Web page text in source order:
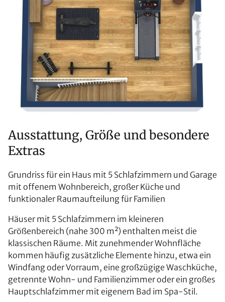
Ausstattung, Größe und besondere
Extras
Grundriss für ein Haus mit 5 Schlafzimmern und Garage
mit offenem Wohnbereich, großer Küche und
funktionaler Raumaufteilung für Familien
Häuser mit 5 Schlafzimmern im kleineren
Größenbereich (nahe 300 m²) enthalten meist die
klassischen Räume. Mit zunehmender Wohnfläche
kommen häufig zusätzliche Elemente hinzu, etwa ein
Windfang oder Vorraum, eine großzügige Waschküche,
getrennte Wohn- und Familienzimmer oder ein großes
Hauptschlafzimmer mit eigenem Bad im Spa-Stil.